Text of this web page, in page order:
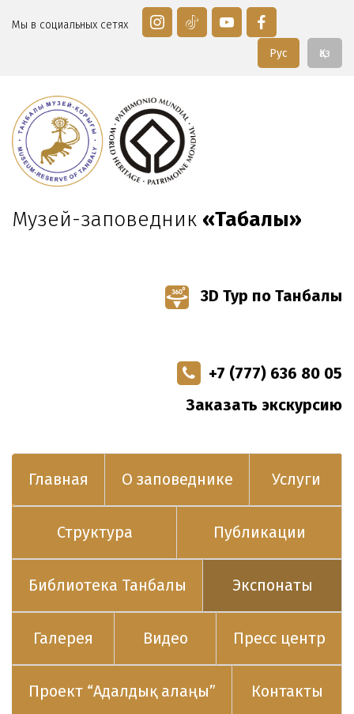
Мы в социальных сетях
Қаз
Рус
Музей-заповедник «Таңбалы»
3D Тур по Танбалы
+7 (777) 636 80 05
Заказать экскурсию
Главная О заповеднике Услуги
Структура Публикации
Библиотека Танбалы Экспонаты
Галерея Видео Пресс центр
Проект “Адалдық алаңы” Контакты